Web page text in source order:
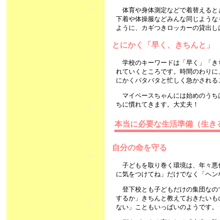
体育や身体測定などで着替える
下着や体操服などみんな同じよう
ように、カギつきロッカーの貸出
とにかく「早く、き
学校のキーワードは「早く」「
れていくところです。時間のわり
にかくバタバタと忙しく急かされ
マイペースちゃんには始めのう
ちに慣れてきます。大丈夫！
本当に必要な生活準備（生
自分の命を守る
子どもを取り巻く環境は、年々
に気をつけてね」だけでなく「ヘ
登下校とも子どもだけの集団な
するか」きちんと教えておきたい
ない」こともいっぱいのようです。